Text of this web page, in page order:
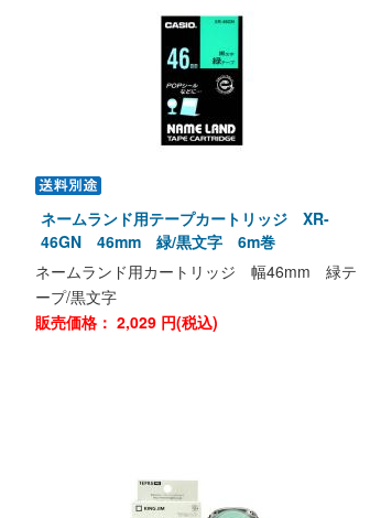
ネームランド用テープカートリッジ XR-
46GN 46mm 緑/黒文字 6m巻
ネームランド用カートリッジ 幅46mm 緑テ
ープ/黒文字
販売価格： 2,029 円(税込)